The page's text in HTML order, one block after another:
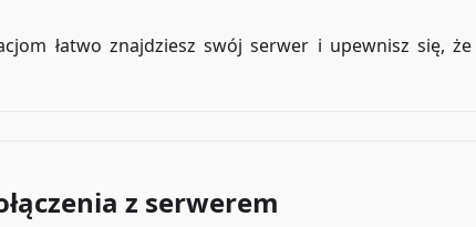
łatwo znajdziesz swój serwer i upewnisz się, że
z serwerem